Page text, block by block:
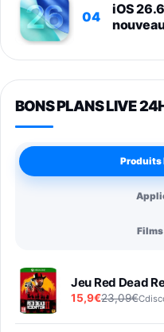
04
iOS
BONS PLANS LIVE
Produits
Jeu Red Dead
15,9€23,09€